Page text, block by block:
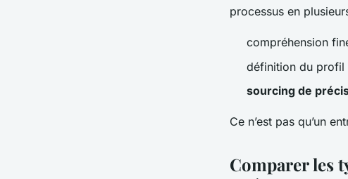
processus en
compréhension
définition du profil
sourcing de
Ce n’est pas qu’un
Comparer les